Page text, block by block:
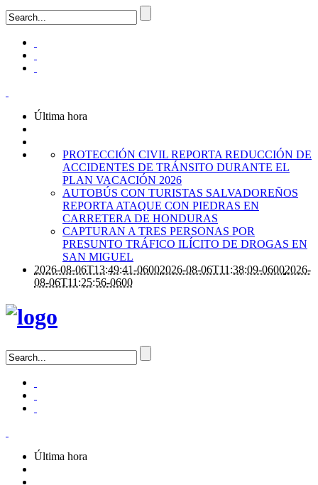
Última hora
PROTECCIÓN CIVIL REPORTA REDUCCIÓN DE
ACCIDENTES DE TRÁNSITO DURANTE EL
PLAN VACACIÓN 2026
AUTOBÚS CON TURISTAS SALVADOREÑOS
REPORTA ATAQUE CON PIEDRAS EN
CARRETERA DE HONDURAS
CAPTURAN A TRES PERSONAS POR
PRESUNTO TRÁFICO ILÍCITO DE DROGAS EN
SAN MIGUEL
2026-08-06T13:49:41-06002026-08-06T11:38:09-06002026-
08-06T11:25:56-0600
Última hora